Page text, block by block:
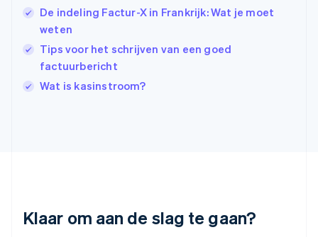
De indeling Factur-X in Frankrijk: Wat je moet
weten
Tips voor het schrijven van een goed
factuurbericht
Wat is kasinstroom?
Klaar om aan de slag te gaan?
English
Italië
ItalianoEnglish
Japan
Kroatië
FrançaisDeutschEnglish